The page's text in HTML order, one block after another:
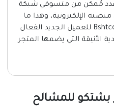
عدد مُمكن من متسوقي شبكة
الإلكترونية، وهذا ما
دفعه إلى إطلاق كود خصم Bshtco للعميل الجديد الفعال
الأنيقة التي يضمها المتجر
بشتكو للمشالح